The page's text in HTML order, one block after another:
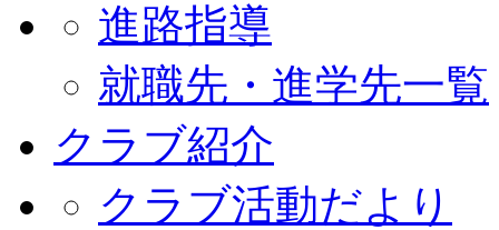
進路指導
就職先・進学先一覧
クラブ紹介
クラブ活動だより